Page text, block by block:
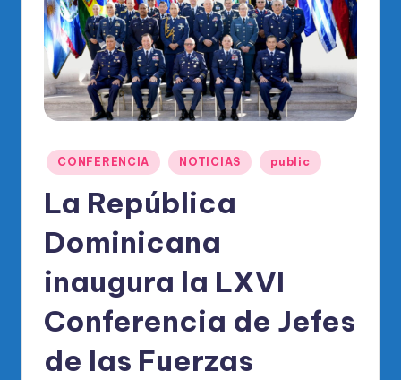
di
o
O
al
el
R
M
Publicado
en
CONFERENCIA NOTICIAS public
La República
Dominicana
inaugura la LXVI
Conferencia de Jefes
de las Fuerzas